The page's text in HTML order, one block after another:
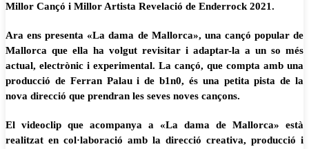
Millor Cançó i Millor Artista Revelació de Enderrock 2021.
Ara ens presenta «La dama de Mallorca», una cançó popular de
Mallorca que ella ha volgut revisitar i adaptar-la a un so més
actual, electrònic i experimental. La cançó, que compta amb una
producció de Ferran Palau i de b1n0, és una petita pista de la
nova direcció que prendran les seves noves cançons.
El videoclip que acompanya a «La dama de Mallorca» està
realitzat en col·laboració amb la direcció creativa, producció i